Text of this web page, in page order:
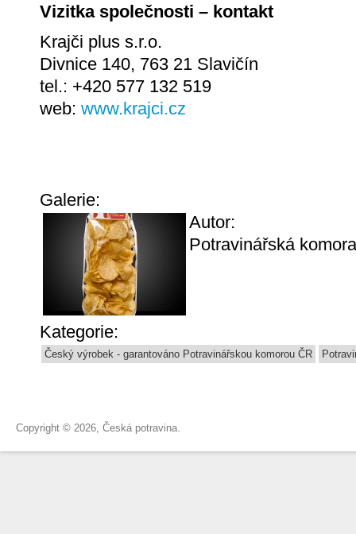
Vizitka společnosti – kontakt
Krajči plus s.r.o.
Divnice 140, 763 21 Slavičín
tel.: +420 577 132 519
web: www.krajci.cz
Galerie:
Autor:
Potravinářská
Kategorie:
Český výrobek - garantováno Potravinářskou komorou ČR
Copyright © 2026, Česká potravina.